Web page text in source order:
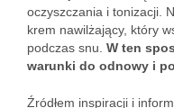
oczyszczania i tonizacji.
krem nawilżający, który
podczas snu. W ten
warunki do odnowy i
Źródłem inspiracji i